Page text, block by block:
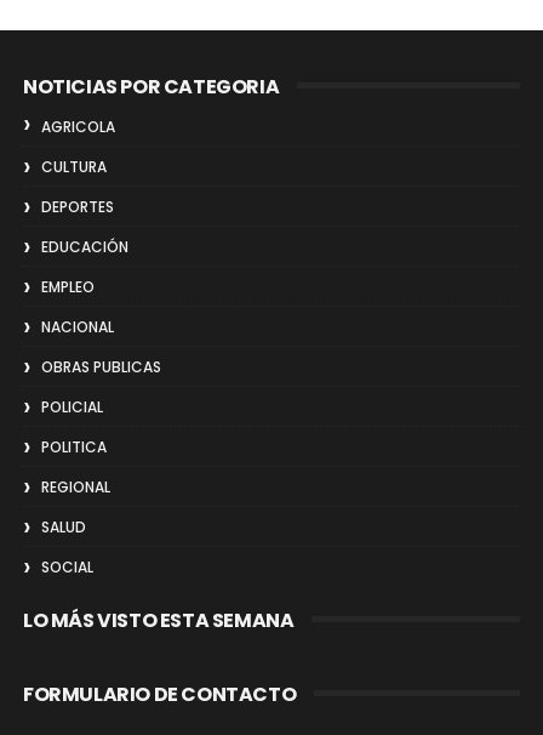
NOTICIAS POR CATEGORIA
AGRICOLA
CULTURA
DEPORTES
EDUCACIÓN
EMPLEO
NACIONAL
OBRAS PUBLICAS
POLICIAL
POLITICA
REGIONAL
SALUD
SOCIAL
LO MÁS VISTO ESTA SEMANA
FORMULARIO DE CONTACTO